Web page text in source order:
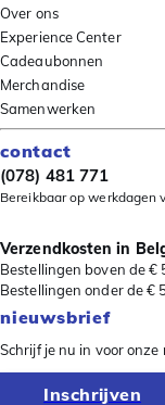
Over ons
Experience Center
Cadeaubonnen
Merchandise
Samenwerken
contact
(078) 481 771
Bereikbaar op werkdagen
Verzendkosten in
Bestellingen boven de €
Bestellingen onder de €
nieuwsbrief
Schrijf je nu in voor
Inschrijven